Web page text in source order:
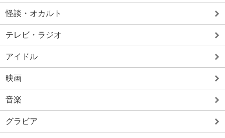
怪談・オカルト
テレビ・ラジオ
アイドル
映画
音楽
グラビア